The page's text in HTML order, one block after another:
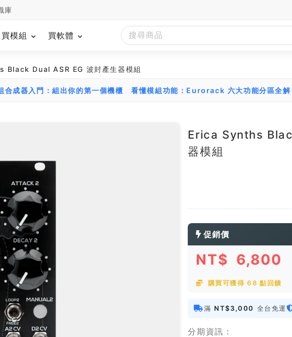
庫
買模組 買軟體
Black Dual ASR EG 波封產生器模組
成器入門：組出你的第一個機櫃 看懂模組功能：Eurorack 六大功能分區全解
Erica Synths
器模組
促銷價
NT$ 6,800
購買可獲得 68 點回饋
滿 NT$3,000 全台免運
分期資訊：